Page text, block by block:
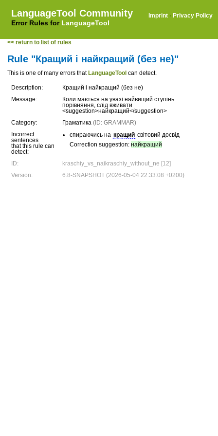
LanguageTool Community
Error Rules for LanguageTool
Imprint · Privacy Policy
<< return to list of rules
Rule "Кращий і найкращий (без не)"
This is one of many errors that LanguageTool can detect.
Description:
Кращий і найкращий (без не)
Message:
Коли мається на увазі найвищий ступінь
порівняння, слід вживати
<suggestion>найкращий</suggestion>
Category:
Граматика (ID: GRAMMAR)
Incorrect
sentences
that this rule can
detect:
спираючись на кращий світовий досвід
Correction suggestion: найкращий
ID:
kraschiy_vs_naikraschiy_without_ne [12]
Version:
6.8-SNAPSHOT (2026-05-04 22:33:08 +0200)